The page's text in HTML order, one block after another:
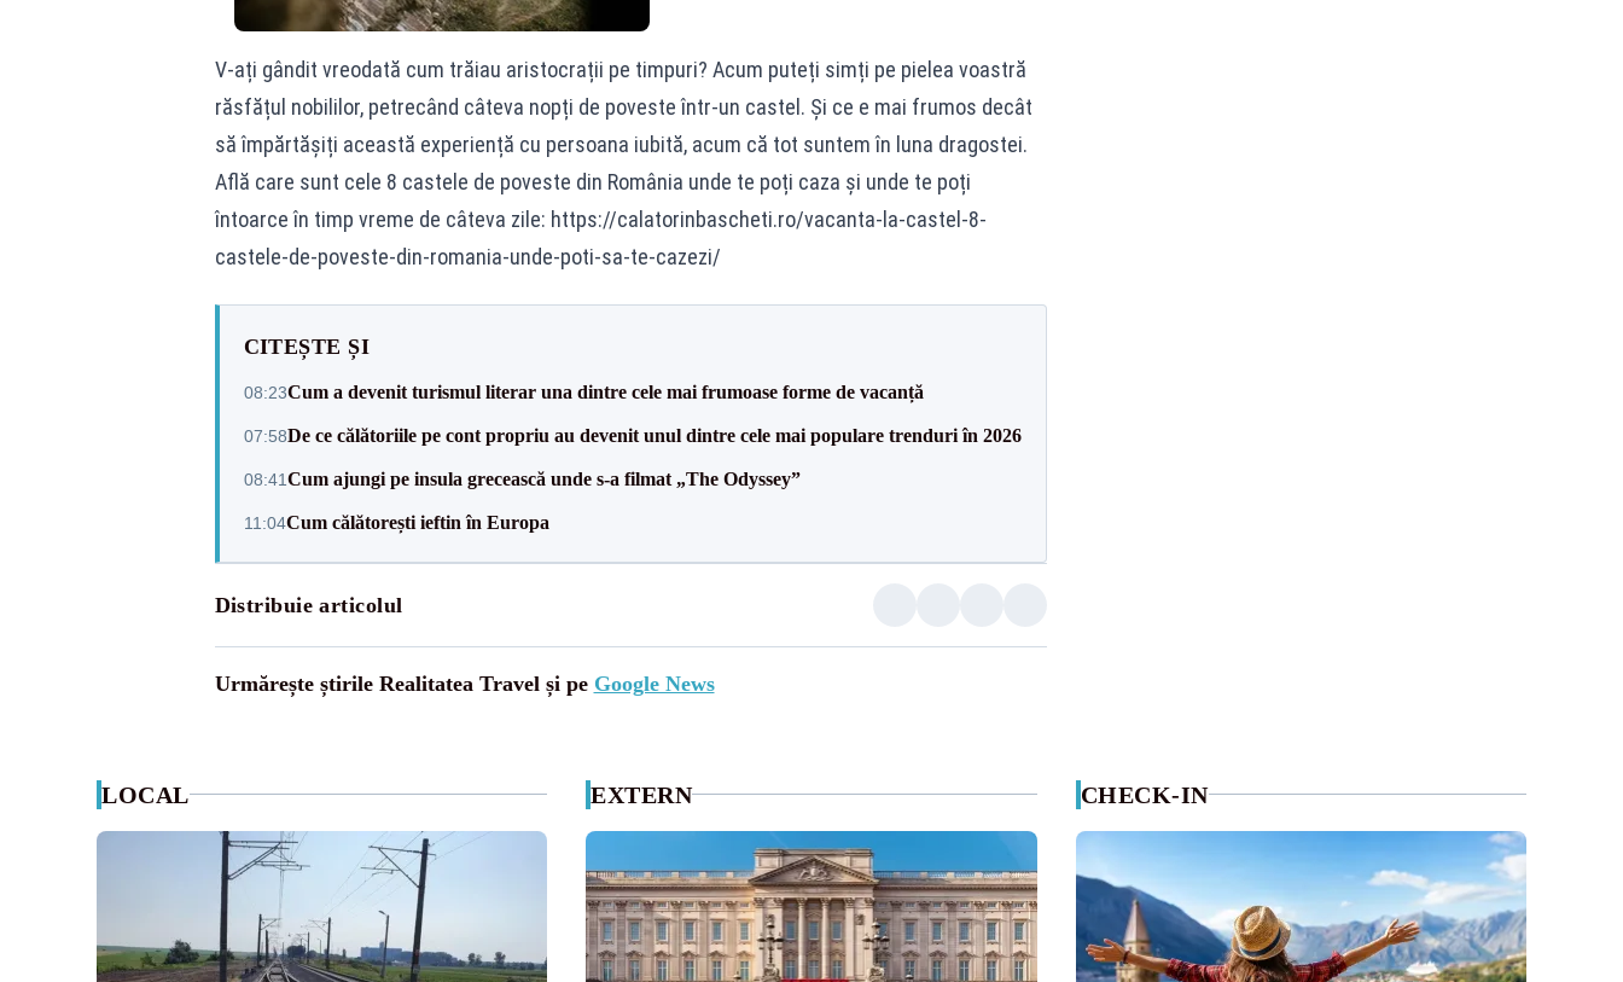
V-ați gândit vreodată cum trăiau aristocrații pe timpuri? Acum puteți simți pe pielea voastră
răsfățul nobililor, petrecând câteva nopți de poveste într-un castel. Și ce e mai frumos decât
să împărtășiți această experiență cu persoana iubită, acum că tot suntem în luna dragostei.
Află care sunt cele 8 castele de poveste din România unde te poți caza și unde te poți
întoarce în timp vreme de câteva zile: https://calatorinbascheti.ro/vacanta-la-castel-8-
castele-de-poveste-din-romania-unde-poti-sa-te-cazezi/
CITEȘTE ȘI
08:23Cum a devenit turismul literar una dintre cele mai frumoase forme de vacanță
07:58De ce călătoriile pe cont propriu au devenit unul dintre cele mai populare trenduri în 2026
08:41Cum ajungi pe insula grecească unde s-a filmat „The Odyssey”
11:04Cum călătorești ieftin în Europa
Distribuie articolul
Urmărește știrile Realitatea Travel și pe Google News
LOCAL EXTERN CHECK-IN